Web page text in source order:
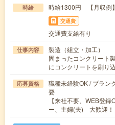
時給 時給1300円 【月収例
交通費
交通費支給有り
仕事内容
製造（組立・加工）
固まったコンクリート
にコンクリートを刷り
応募資格
職種未経験OK / ブラン
要
【来社不要、WEB登
ー、主婦(夫) 大歓迎